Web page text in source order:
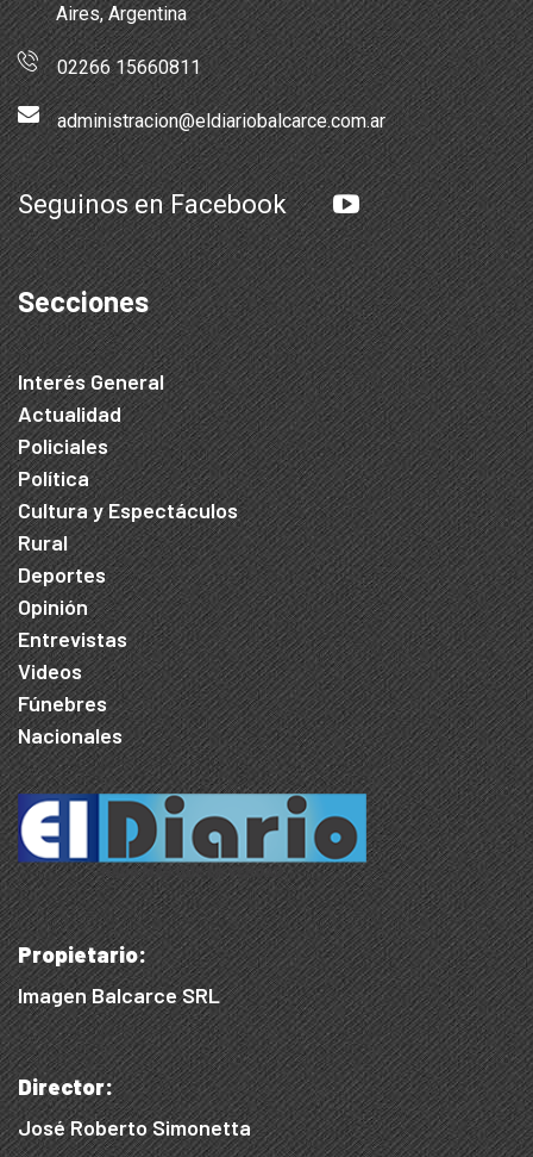
Aires, Argentina
02266 15660811
administracion@eldiariobalcarce.com.ar
Seguinos en Facebook
Secciones
Interés General
Actualidad
Policiales
Política
Cultura y Espectáculos
Rural
Deportes
Opinión
Entrevistas
Videos
Fúnebres
Nacionales
Propietario:
Imagen Balcarce SRL
Director:
José Roberto Simonetta